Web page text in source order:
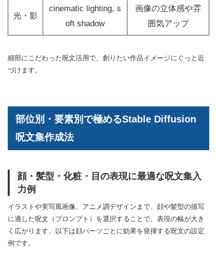
光・影
cinematic lighting, s
oft shadow
画像の立体感や雰
囲気アップ
細部にこだわった呪文活用で、創りたい作品イメージにぐっと近
づけます。
部位別・要素別で極めるStable Diffusion
呪文集作成法
顔・髪型・化粧・目の表現に最適な呪文集入
力例
イラストや実写風画像、アニメ調デザインまで、顔や髪型の描写
に適した呪文（プロンプト）を選択することで、表現の幅が大き
く広がります。以下は顔パーツごとに効果を発揮する呪文の設定
例です。